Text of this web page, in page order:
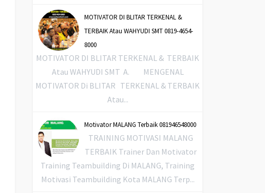
MOTIVATOR DI BLITAR TERKENAL &
TERBAIK Atau WAHYUDI SMT 0819-4654-
8000
MOTIVATOR DI BLITAR TERKENAL & TERBAIK
Atau WAHYUDI SMT A. MENGENAL
MOTIVATOR Di BLITAR TERKENAL & TERBAIK
Atau...
Motivator MALANG Terbaik 081946548000
TRAINING MOTIVASI MALANG
TERBAIK Trainer Dan Motivator
Training Teambuilding Di MALANG, Training
Motivasi Teambuilding Kota MALANG Terp...